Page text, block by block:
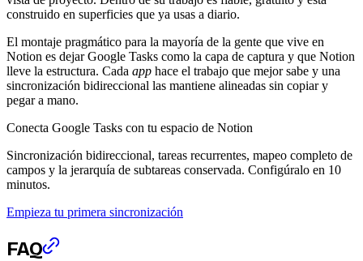
construido en superficies que ya usas a diario.
El montaje pragmático para la mayoría de la gente que vive en
Notion es dejar Google Tasks como la capa de captura y que Notion
lleve la estructura. Cada app hace el trabajo que mejor sabe y una
sincronización bidireccional las mantiene alineadas sin copiar y
pegar a mano.
Conecta Google Tasks con tu espacio de Notion
Sincronización bidireccional, tareas recurrentes, mapeo completo de
campos y la jerarquía de subtareas conservada. Configúralo en 10
minutos.
Empieza tu primera sincronización
FAQ